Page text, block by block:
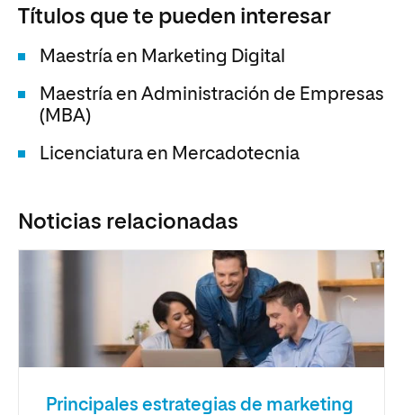
Títulos que te pueden interesar
Maestría en Marketing Digital
Maestría en Administración de Empresas
(MBA)
Licenciatura en Mercadotecnia
Noticias relacionadas
Principales estrategias de marketing